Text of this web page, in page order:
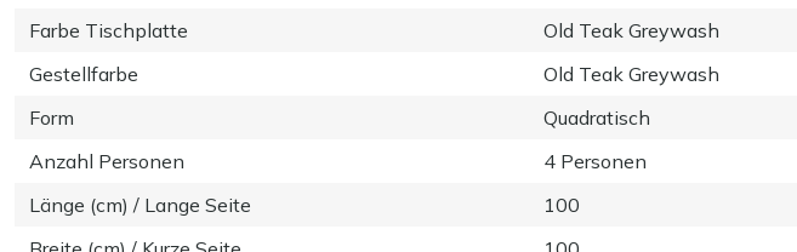
Farbe Tischplatte
Old Teak Greywash
Gestellfarbe
Old Teak Greywash
Form
Quadratisch
Anzahl Personen
4 Personen
Länge (cm) / Lange Seite
100